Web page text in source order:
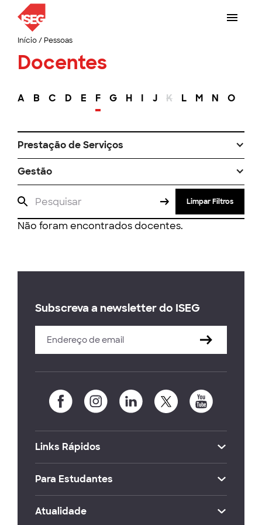
Início/ Pessoas
Docentes
A B C D E F G H I J K L M N O
Prestação de Serviços
Gestão
Limpar Filtros
Não foram encontrados docentes.
Subscreva a newsletter do ISEG
Links Rápidos
Para Estudantes
Atualidade